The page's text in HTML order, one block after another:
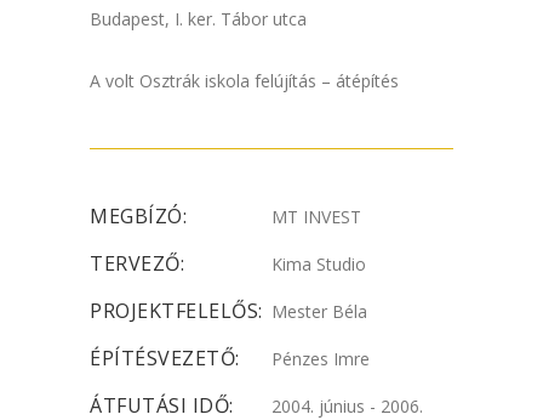
Budapest, I. ker. Tábor utca
A volt Osztrák iskola felújítás – átépítés
MEGBÍZÓ: MT INVEST
TERVEZŐ: Kima Studio
PROJEKTFELELŐS: Mester Béla
ÉPÍTÉSVEZETŐ: Pénzes Imre
ÁTFUTÁSI IDŐ:
2004. június - 2006.